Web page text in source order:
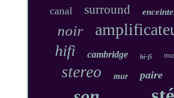
canal surround
noir
hifi cambridge hi-fi
stereo mur paire